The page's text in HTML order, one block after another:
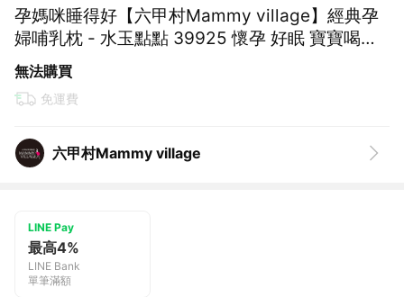
孕媽咪睡得好【六甲村Mammy village】經典孕
婦哺乳枕 - 水玉點點 39925 懷孕 好眠 寶寶喝奶
哺乳枕 靠枕 好好睡 孕媽咪必備 送禮推薦 實用首
選 感謝有你
無法購買
免運費
六甲村Mammy village
LINE Pay
最高4%
LINE Bank
單筆滿額